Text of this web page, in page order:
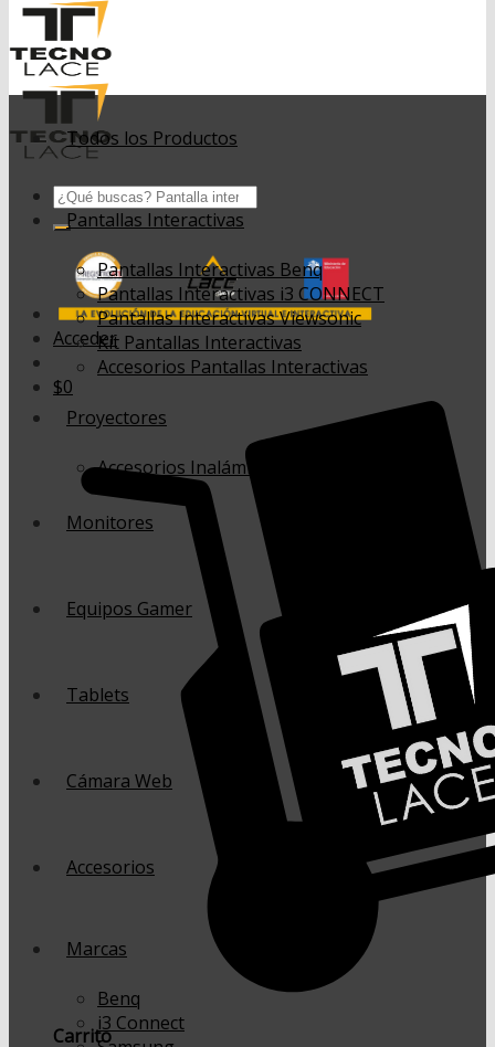
Buscar
por:
Acceder
$0
Carrito
Todos los Productos
Pantallas Interactivas
Pantallas Interactivas Benq
Pantallas Interactivas i3 CONNECT
Pantallas Interactivas Viewsonic
Kit Pantallas Interactivas
Accesorios Pantallas Interactivas
Proyectores
Accesorios Inalámbricos
Monitores
Equipos Gamer
Tablets
Cámara Web
Accesorios
Marcas
Benq
i3 Connect